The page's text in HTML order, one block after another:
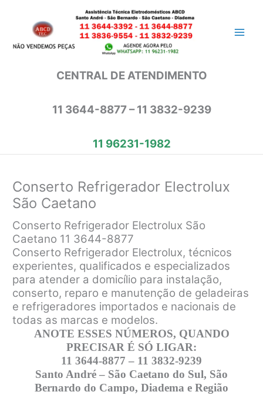
conteúdo
CENTRAL DE ATENDIMENTO
11 3644-8877 – 11 3832-9239
11 96231-1982
Conserto Refrigerador Electrolux
São Caetano
Conserto Refrigerador Electrolux São
Caetano 11 3644-8877
Conserto Refrigerador Electrolux, técnicos
experientes, qualificados e especializados
para atender a domicílio para instalação,
conserto, reparo e manutenção de geladeiras
e refrigeradores importados e nacionais de
todas as marcas e modelos.
ANOTE ESSES NÚMEROS, QUANDO
PRECISAR É SÓ LIGAR:
11 3644-8877 – 11 3832-9239
Santo André – São Caetano do Sul, São
Bernardo do Campo, Diadema e Região